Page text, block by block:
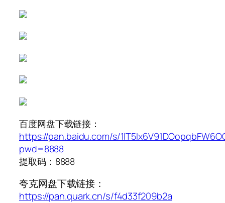
百度网盘下载链接：
https://pan.baidu.com/s/
pwd=8888
提取码：8888
夸克网盘下载链接：
https://pan.quark.cn/s/f4d33f209b2a